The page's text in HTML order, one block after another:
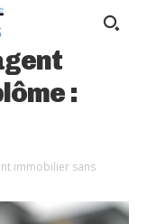
:
immobilier sans